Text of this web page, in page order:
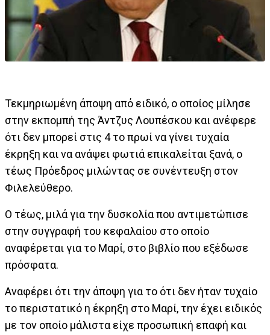
Τεκμηριωμένη άποψη από ειδικό, ο οποίος μίλησε
στην εκπομπή της Άντζυς Λουπέσκου και ανέφερε
ότι δεν μπορεί στις 4 το πρωί να γίνει τυχαία
έκρηξη και να ανάψει φωτιά επικαλείται ξανά, ο
τέως Πρόεδρος μιλώντας σε συνέντευξη στον
Φιλελεύθερο.
Ο τέως, μιλά για την δυσκολία που αντιμετώπισε
στην συγγραφή του κεφαλαίου στο οποίο
αναφέρεται για το Μαρί, στο βιβλίο που εξέδωσε
πρόσφατα.
Αναφέρει ότι την άποψη για το ότι δεν ήταν τυχαίο
το περιστατικό η έκρηξη στο Μαρί, την έχει ειδικός
με τον οποίο μάλιστα είχε προσωπική επαφή και